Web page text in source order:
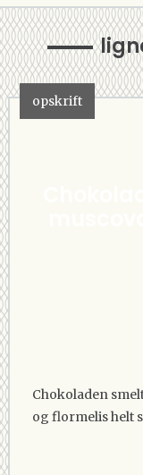
opskrift
Chokoladen
og flormelis helt